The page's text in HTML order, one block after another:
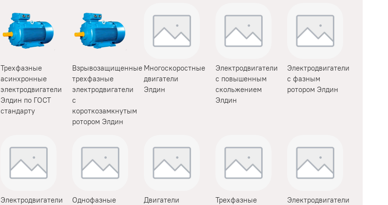
Трехфазные
асинхронные
электродвигатели
Элдин по ГОСТ
стандарту
Взрывозащищенные
трехфазные
электродвигатели
с
короткозамкнутым
ротором Элдин
Многоскоростные
двигатели
Элдин
Электродвигатели
с повышенным
скольжением
Элдин
Электродвигатели
с фазным
ротором Элдин
Электродвигатели
Однофазные
Двигатели
Трехфазные
Электродвигатели